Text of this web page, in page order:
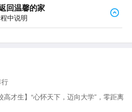
回温馨的家
中说明
才生】“心怀天下，迈向大学”，零距离